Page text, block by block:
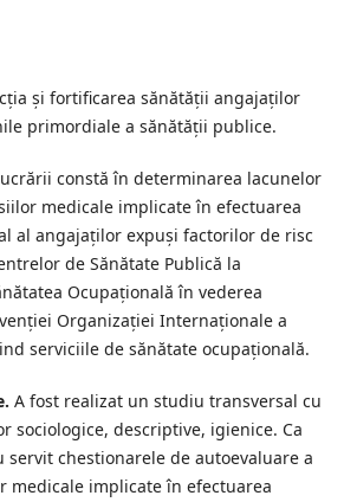
şi fortificarea sănătăţii angajaţilor
primordiale a sănătăţii publice.
constă în determinarea lacunelor
medicale implicate în efectuarea
al angajaților expuși factorilor de risc
de Sănătate Publică la
Ocupațională în vederea
Organizației Internaționale a
serviciile de sănătate ocupațională.
A fost realizat un studiu transversal cu
sociologice, descriptive, igienice. Ca
servit chestionarele de autoevaluare a
medicale implicate în efectuarea